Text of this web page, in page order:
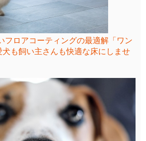
フロアコーティングの最適解「ワン
犬も飼い主さんも快適な床にしませ